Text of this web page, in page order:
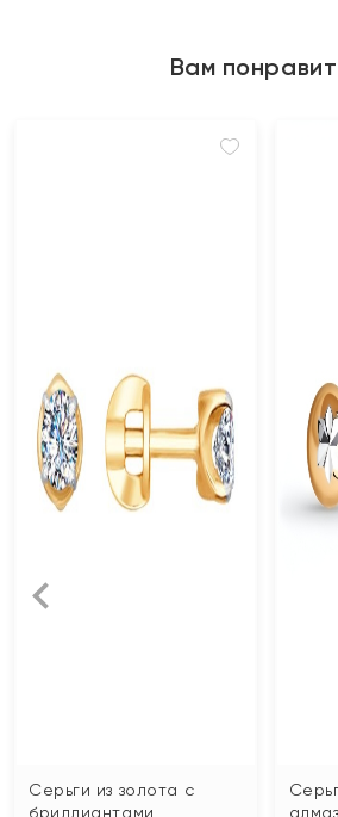
Вам
Серьги из золота с
бриллиантами